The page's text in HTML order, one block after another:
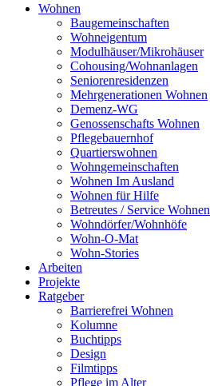
Wohnen
Baugemeinschaften
Wohneigentum
Modulhäuser/Mikrohäuser
Cohousing/Wohnanlagen
Seniorenresidenzen
Mehrgenerationen Wohnen
Demenz-WG
Genossenschafts Wohnen
Pflegebauernhof
Quartierswohnen
Wohngemeinschaften
Wohnen Im Ausland
Wohnen für Hilfe
Betreutes / Service Wohnen
Wohndörfer/Wohnhöfe
Wohn-O-Mat
Wohn-Stories
Arbeiten
Projekte
Ratgeber
Barrierefrei Wohnen
Kolumne
Buchtipps
Design
Filmtipps
Pflege im Alter